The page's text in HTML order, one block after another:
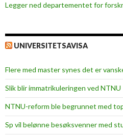
Legger ned departementet for
UNIVERSITETSAVISA
Flere med master synes det er
Slik blir immatrikuleringen ved NTNU
NTNU-reform ble begrunnet med
Sp vil belønne besøksvenner med